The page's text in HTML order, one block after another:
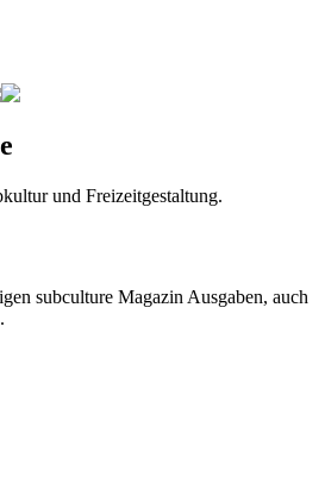
und Freizeitgestaltung.
subculture Magazin Ausgaben, auch